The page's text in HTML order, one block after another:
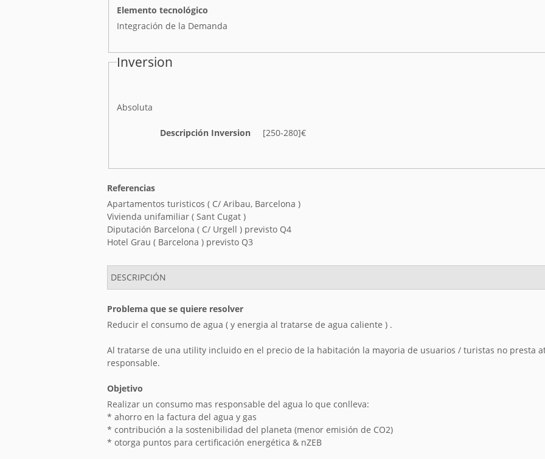
Elemento tecnológico
Integración de la Demanda
Inversion
I
s
i
n
Absoluta
Descripción Inversion [250-280]€
Referencias
Apartamentos turisticos ( C/ Aribau, Barcelona )
Vivienda unifamiliar ( Sant Cugat )
Diputación Barcelona ( C/ Urgell ) previsto Q4
Hotel Grau ( Barcelona ) previsto Q3
DESCRIPCIÓN
Problema que se quiere resolver
Reducir el consumo de agua ( y energia al tratarse de agua caliente ) .
Al tratarse de una utility incluido en el precio de la habitación la mayoria de usuarios / turistas no presta
responsable.
Objetivo
Realizar un consumo mas responsable del agua lo que conlleva:
* ahorro en la factura del agua y gas
* contribución a la sostenibilidad del planeta (menor emisión de CO2)
* otorga puntos para certificación energética & nZEB